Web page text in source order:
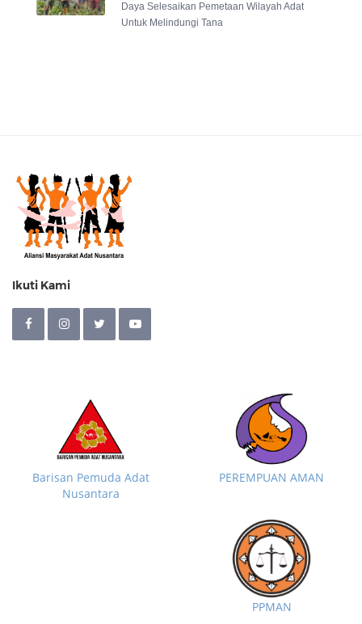
Daya Selesaikan Pemetaan Wilayah Adat
Untuk Melindungi Tana
Ikuti Kami
Barisan Pemuda Adat
Nusantara
PEREMPUAN AMAN
PPMAN